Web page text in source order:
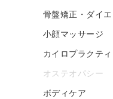
骨盤矯正・ダイエ
小顔マッサージ
カイロプラクティ
オステオパシー
ボディケア